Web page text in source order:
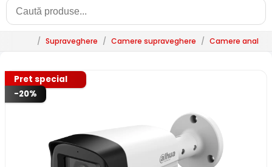
/ Supraveghere / Camere supraveghere / Camere
Pret special
-20%